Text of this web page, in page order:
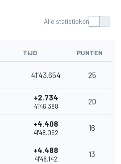
Alle statistieken
TIJD PUNTEN
41'43.654 25
+2.734
41'46.388
20
+4.408
41'48.062
16
+4.488
41'48.142
13